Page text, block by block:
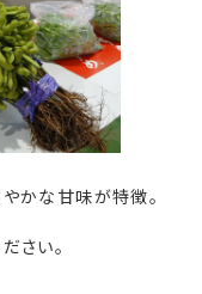
かな甘味が特徴。
さい。